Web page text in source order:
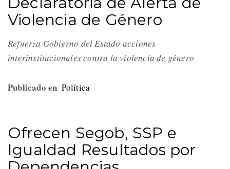
Violencia de Género
Refuerza Gobierno del Estado acciones
interinstitucionales contra la violencia de género
Publicado en Política
Ofrecen Segob, SSP e
Igualdad Resultados por